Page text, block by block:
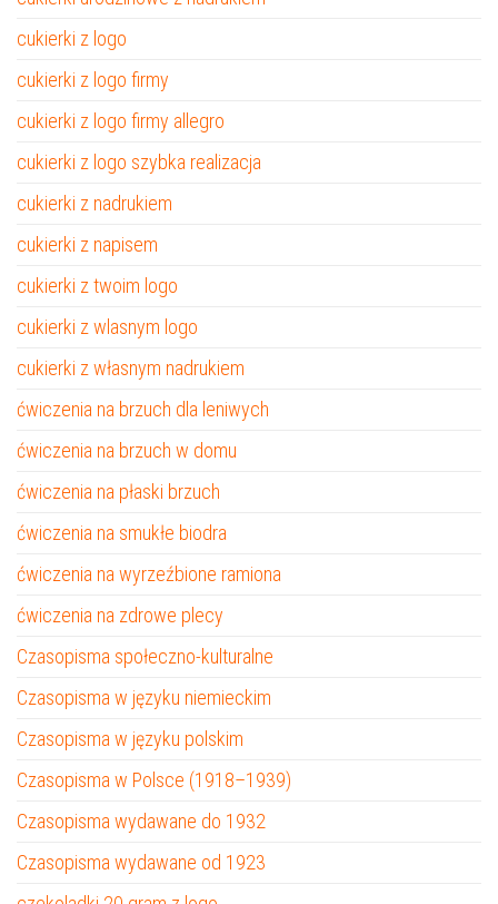
cukierki z logo
cukierki z logo firmy
cukierki z logo firmy allegro
cukierki z logo szybka realizacja
cukierki z nadrukiem
cukierki z napisem
cukierki z twoim logo
cukierki z wlasnym logo
cukierki z własnym nadrukiem
ćwiczenia na brzuch dla leniwych
ćwiczenia na brzuch w domu
ćwiczenia na płaski brzuch
ćwiczenia na smukłe biodra
ćwiczenia na wyrzeźbione ramiona
ćwiczenia na zdrowe plecy
Czasopisma społeczno-kulturalne
Czasopisma w języku niemieckim
Czasopisma w języku polskim
Czasopisma w Polsce (1918–1939)
Czasopisma wydawane do 1932
Czasopisma wydawane od 1923